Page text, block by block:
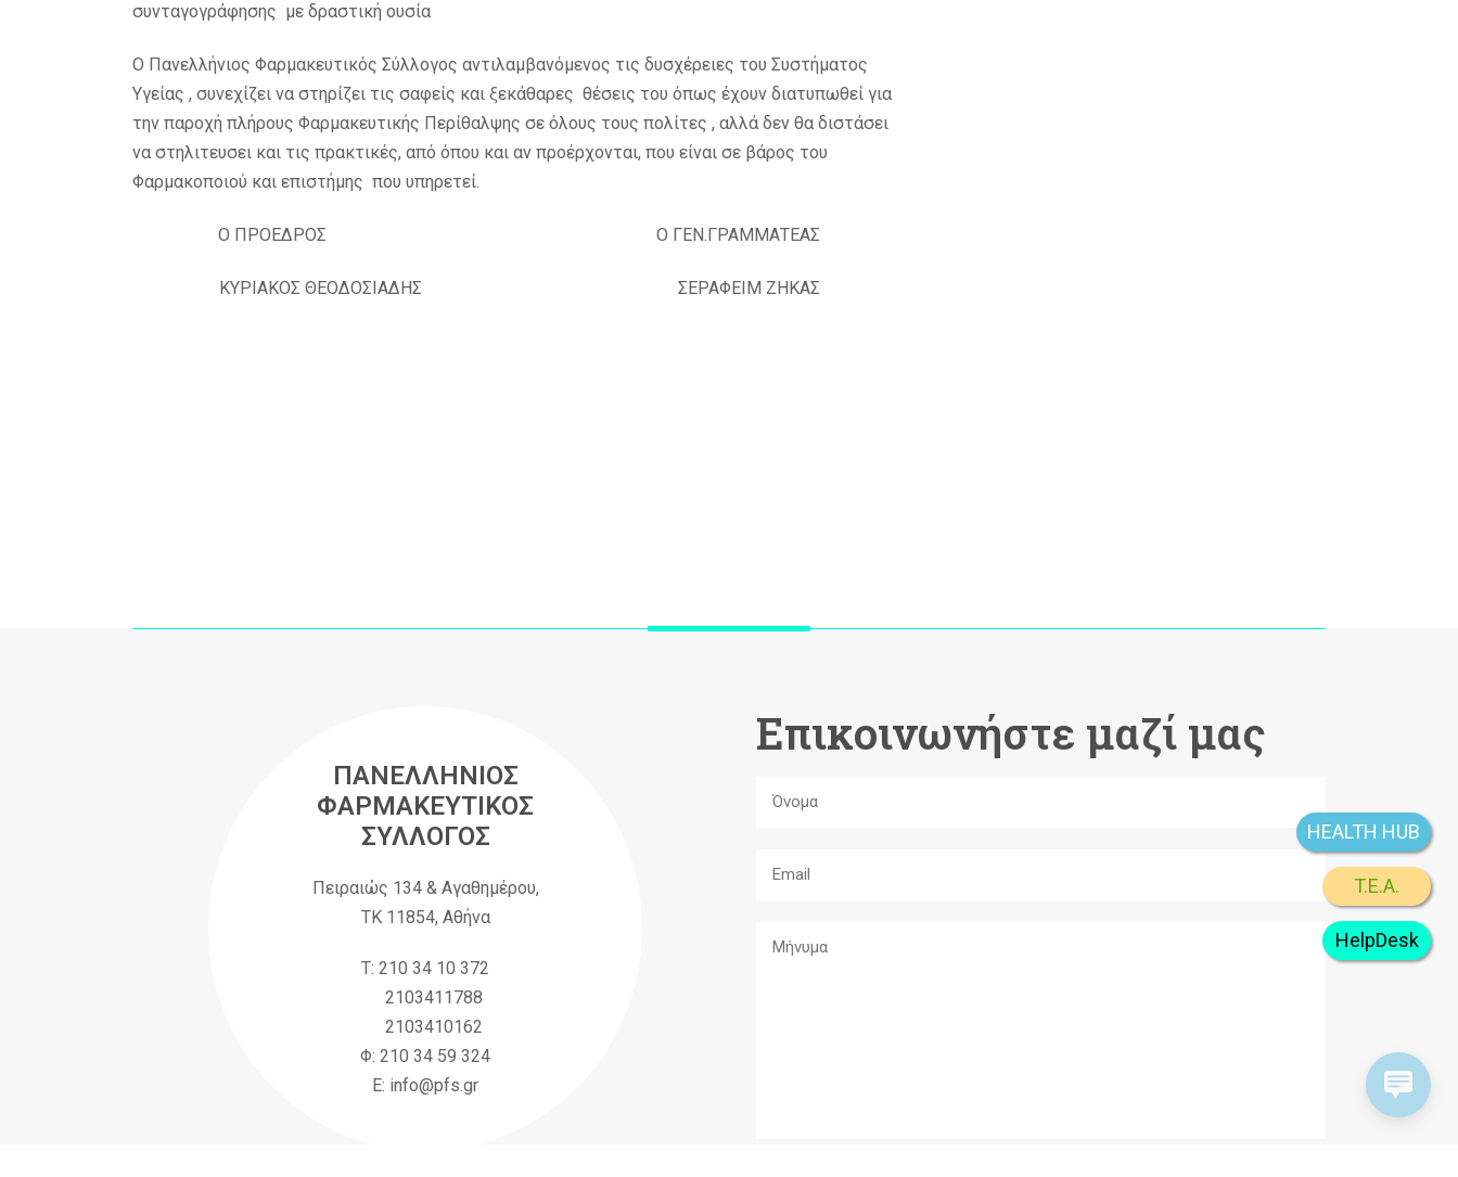
συνταγογράφησης με δραστική ουσία
Ο Πανελλήνιος Φαρμακευτικός Σύλλογος αντιλαμβανόμενος τις δυσχέρειες του Συστήματος
Υγείας , συνεχίζει να στηρίζει τις σαφείς και ξεκάθαρες θέσεις του όπως έχουν διατυπωθεί για
την παροχή πλήρους Φαρμακευτικής Περίθαλψης σε όλους τους πολίτες , αλλά δεν θα διστάσει
να στηλιτευσει και τις πρακτικές, από όπου και αν προέρχονται, που είναι σε βάρος του
Φαρμακοποιού και επιστήμης που υπηρετεί.
Ο ΠΡΟΕΔΡΟΣ Ο ΓΕΝ.ΓΡΑΜΜΑΤΕΑΣ
ΚΥΡΙΑΚΟΣ ΘΕΟΔΟΣΙΑΔΗΣ ΣΕΡΑΦΕΙΜ ΖΗΚΑΣ
ΠΑΝΕΛΛΗΝΙΟΣ
ΦΑΡΜΑΚΕΥΤΙΚΟΣ
ΣΥΛΛΟΓΟΣ
Πειραιώς 134 & Αγαθημέρου,
ΤΚ 11854, Αθήνα
Τ: 210 34 10 372
2103411788
2103410162
Φ: 210 34 59 324
Ε: info@pfs.gr
Επικοινωνήστε μαζί μας
HelpDesk
T.E.A.
HEALTH HUB